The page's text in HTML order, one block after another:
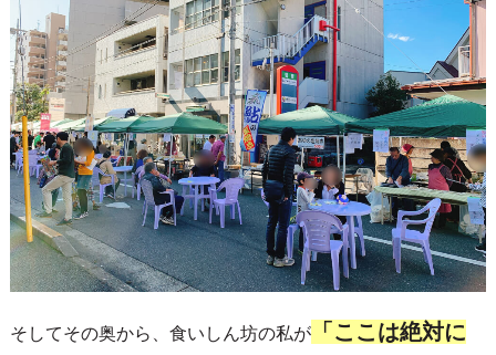
そしてその奥から、食いしん坊の私が「ここは絶対に